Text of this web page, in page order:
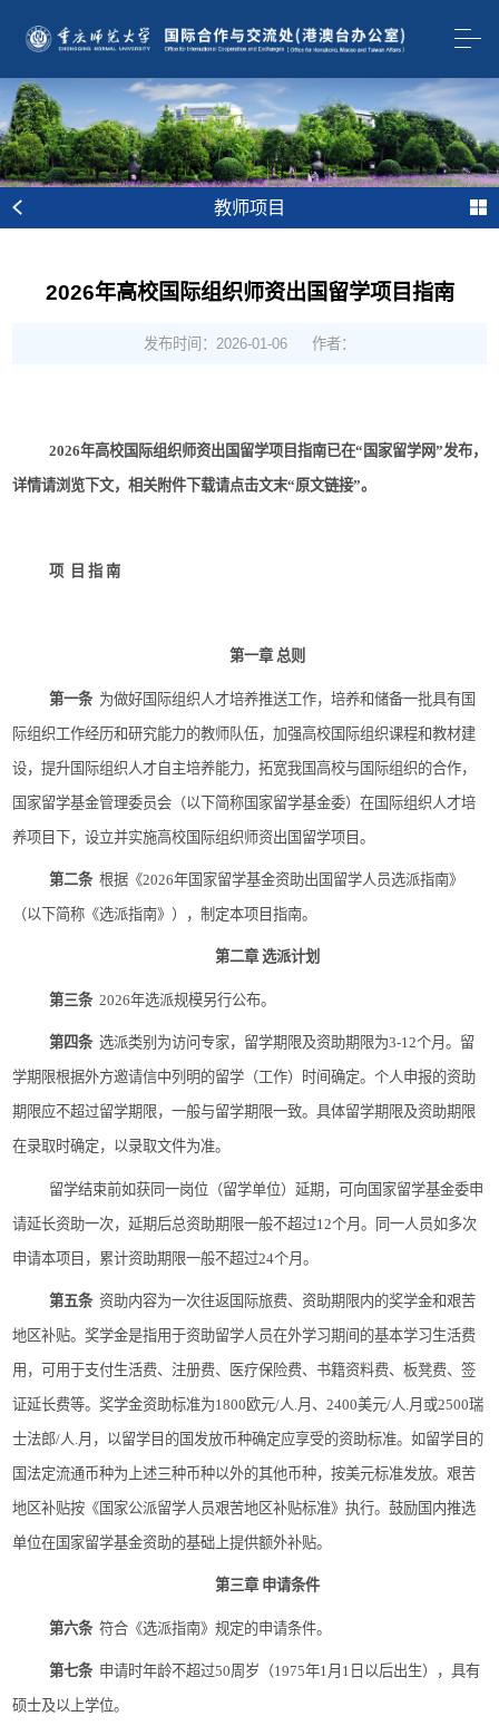
教师项目
2026年高校国际组织师资出国留学项目指南
发布时间：2026-01-06 作者：
2026年高校国际组织师资出国留学项目指南已在“ 国家留学网”发布，
详情请浏览下文，相关附件下载请点击文末“原文链接”。
项 目 指南
第一章 总则
第一条 为做好国际组织人才培养推送工作，培养和储备一批具有国
际组织工作经历和研究能力的教师队伍，加强高校国际组织课程和教材建
设，提升国际组织人才自主培养能力，拓宽我国高校与国际组织的合作，
国家留学基金管理委员会（以下简称国家留学基金委）在国际组织人才培
养项目下，设立并实施高校国际组织师资出国留学项目。
第二条 根据《2026年国家留学基金资助出国留学人员选派指南》
（以下简称《选派指南》），制定本项目指南。
第二章 选派计划
第三条2026年选派规模另行公布。
第四条 选派类别为访问专家，留学期限及资助期限为3-12个月。留
学期限根据外方邀请信中列明的留学（工作）时间确定。个人申报的资助
期限应不超过留学期限，一般与留学期限一致。具体留学期限及资助期限
在录取时确定，以录取文件为准。
留学结束前如获同一岗位（留学单位）延期，可向国家留学基金委申
请延长资助一次，延期后总资助期限一般不超过12个月。同一人员如多次
申请本项目，累计资助期限一般不超过24个月。
第五条 资助内容为一次往返国际旅费、资助期限内的奖学金和艰苦
地区补贴。奖学金是指用于资助留学人员在外学习期间的基本学习生活费
用，可用于支付生活费、注册费、医疗保险费、书籍资料费、板凳费、签
证延长费等。奖学金资助标准为1800 欧元/人.月 、2400美元/人.月 或2500瑞
士法郎/人.月 ，以留学目的国发放币种确定应享受的资助标准。如留学目的
国法定流通币种为上述三种币种以外的其他币种，按美元标准发放。艰苦
地区补贴按《国家公派留学人员艰苦地区补贴标准》执行。鼓励国内推选
单位在国家留学基金资助的基础上提供额外补贴。
第三章 申请条件
第六条 符合《选派指南》规定的申请条件。
第七条 申请时年龄不超过50周岁（1975年1月 1 日以后出生），具有
硕士及以上学位。